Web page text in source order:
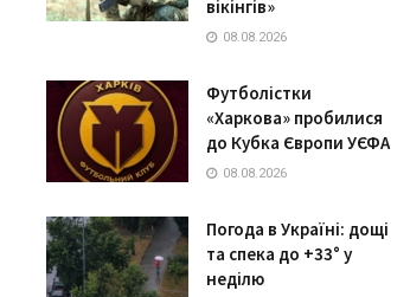
вікінгів»
08.08.2026
Футболістки
«Харкова» пробилися
до Кубка Європи УЄФА
08.08.2026
Погода в Україні: дощі
та спека до +33° у
неділю